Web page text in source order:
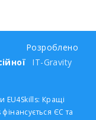
Розроблено
IT-Gravity
EU4Skills: Кращі
ЄС та